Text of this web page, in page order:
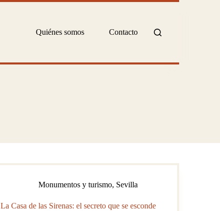
Quiénes somos Contacto
Monumentos y turismo, Sevilla
La Casa de las Sirenas: el secreto que se esconde